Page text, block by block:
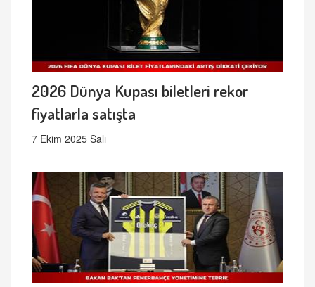
2026 Dünya Kupası biletleri rekor
fiyatlarla satışta
7 Ekim 2025 Salı